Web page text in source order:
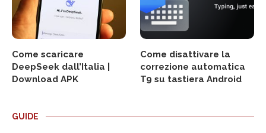
Come scaricare
DeepSeek dall’Italia |
Download APK
Come disattivare la
correzione automatica
T9 su tastiera Android
GUIDE